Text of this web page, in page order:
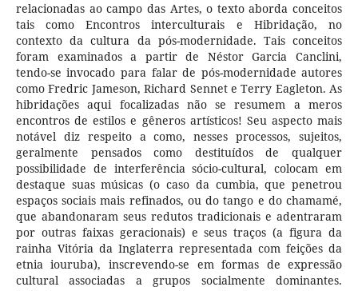
relacionadas ao campo das Artes, o texto aborda conceitos
tais como Encontros interculturais e Hibridação, no
contexto da cultura da pós-modernidade. Tais conceitos
foram examinados a partir de Néstor Garcia Canclini,
tendo-se invocado para falar de pós-modernidade autores
como Fredric Jameson, Richard Sennet e Terry Eagleton. As
hibridações aqui focalizadas não se resumem a meros
encontros de estilos e gêneros artísticos! Seu aspecto mais
notável diz respeito a como, nesses processos, sujeitos,
geralmente pensados como destituídos de qualquer
possibilidade de interferência sócio-cultural, colocam em
destaque suas músicas (o caso da cumbia, que penetrou
espaços sociais mais refinados, ou do tango e do chamamé,
que abandonaram seus redutos tradicionais e adentraram
por outras faixas geracionais) e seus traços (a figura da
rainha Vitória da Inglaterra representada com feições da
etnia iouruba), inscrevendo-se em formas de expressão
cultural associadas a grupos socialmente dominantes.